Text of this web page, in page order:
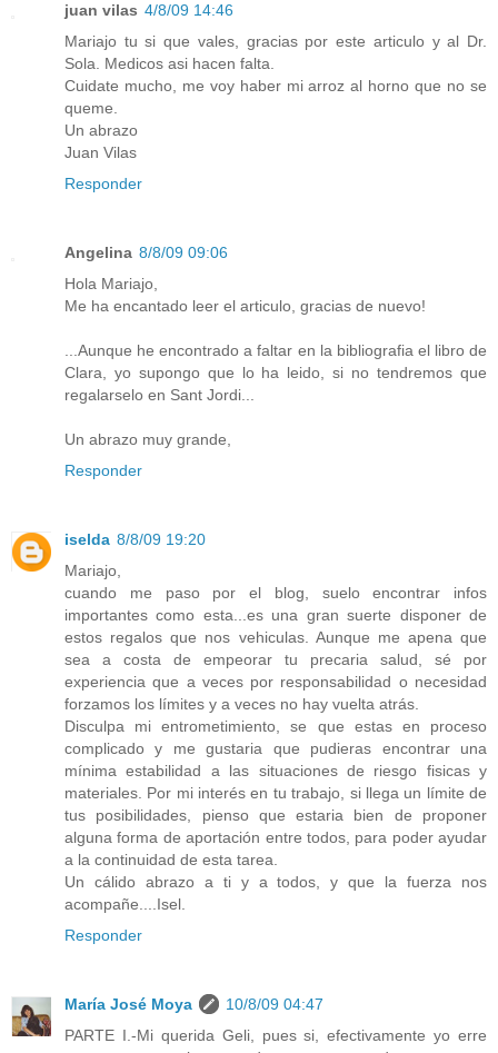
juan vilas 4/8/09 14:46
Mariajo tu si que vales, gracias por este articulo y al Dr.
Sola. Medicos asi hacen falta.
Cuidate mucho, me voy haber mi arroz al horno que no se
queme.
Un abrazo
Juan Vilas
Responder
Angelina 8/8/09 09:06
Hola Mariajo,
Me ha encantado leer el articulo, gracias de nuevo!
...Aunque he encontrado a faltar en la bibliografia el libro de
Clara, yo supongo que lo ha leido, si no tendremos que
regalarselo en Sant Jordi...
Un abrazo muy grande,
Responder
iselda 8/8/09 19:20
Mariajo,
cuando me paso por el blog, suelo encontrar infos
importantes como esta...es una gran suerte disponer de
estos regalos que nos vehiculas. Aunque me apena que
sea a costa de empeorar tu precaria salud, sé por
experiencia que a veces por responsabilidad o necesidad
forzamos los límites y a veces no hay vuelta atrás.
Disculpa mi entrometimiento, se que estas en proceso
complicado y me gustaria que pudieras encontrar una
mínima estabilidad a las situaciones de riesgo fisicas y
materiales. Por mi interés en tu trabajo, si llega un límite de
tus posibilidades, pienso que estaria bien de proponer
alguna forma de aportación entre todos, para poder ayudar
a la continuidad de esta tarea.
Un cálido abrazo a ti y a todos, y que la fuerza nos
acompañe....Isel.
Responder
María José Moya
10/8/09 04:47
PARTE I.-Mi querida Geli, pues si, efectivamente yo erre